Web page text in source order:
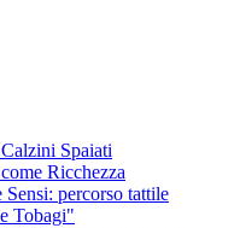
Spaiati
Ricchezza
percorso tattile
Tobagi"